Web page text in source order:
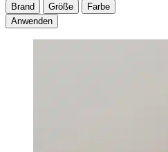
Brand Größe
Farbe
Anwenden